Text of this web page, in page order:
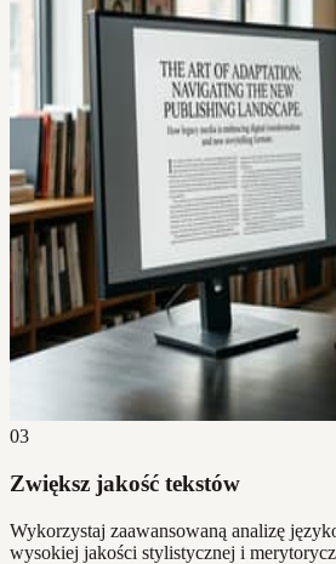
03
Zwiększ jakość tekstów
Wykorzystaj zaawansowaną analizę
wysokiej jakości stylistycznej i